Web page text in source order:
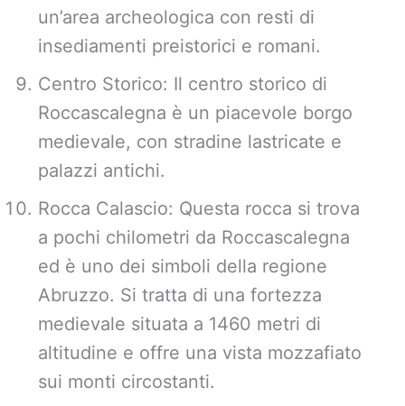
un’area archeologica con resti di
insediamenti preistorici e romani.
Centro Storico: Il centro storico di
Roccascalegna è un piacevole borgo
medievale, con stradine lastricate e
palazzi antichi.
Rocca Calascio: Questa rocca si trova
a pochi chilometri da Roccascalegna
ed è uno dei simboli della regione
Abruzzo. Si tratta di una fortezza
medievale situata a 1460 metri di
altitudine e offre una vista mozzafiato
sui monti circostanti.